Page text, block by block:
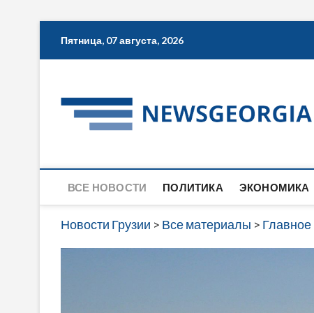
Пятница, 07 августа, 2026
ВСЕ НОВОСТИ ПОЛИТИКА ЭКОНОМИКА
Новости Грузии > Все материалы > Главное